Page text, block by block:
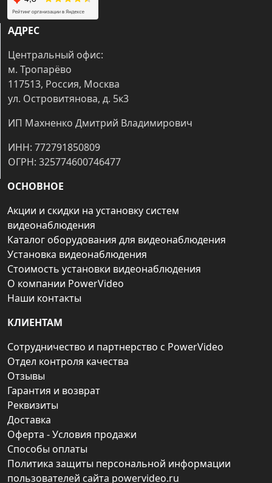
АДРЕС
Центральный офис:
м. Тропарёво
117513, Россия, Москва
ул. Островитянова, д. 5к3
ИП Махненко Дмитрий Владимирович
ИНН: 772791850809
ОГРН: 325774600746477
ОСНОВНОЕ
Акции и скидки на установку систем
видеонаблюдения
Каталог оборудования для видеонаблюдения
Установка видеонаблюдения
Стоимость установки видеонаблюдения
О компании PowerVideo
Наши контакты
КЛИЕНТАМ
Сотрудничество и партнерство с PowerVideo
Отдел контроля качества
Отзывы
Гарантия и возврат
Реквизиты
Доставка
Оферта - Условия продажи
Способы оплаты
Политика защиты персональной информации
пользователей сайта powervideo.ru